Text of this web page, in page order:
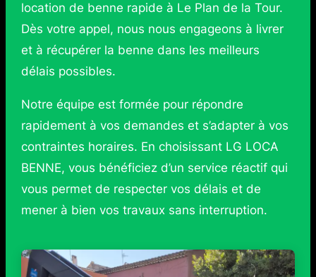
location de benne rapide à Le Plan de la Tour.
Dès votre appel, nous nous engageons à livrer
et à récupérer la benne dans les meilleurs
délais possibles.
Notre équipe est formée pour répondre
rapidement à vos demandes et s’adapter à vos
contraintes horaires. En choisissant LG LOCA
BENNE, vous bénéficiez d’un service réactif qui
vous permet de respecter vos délais et de
mener à bien vos travaux sans interruption.